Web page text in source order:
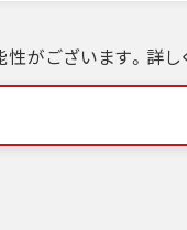
がございます。詳し